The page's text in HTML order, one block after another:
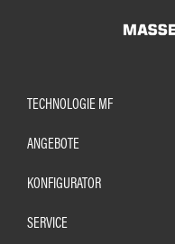
TECHNOLOGIE MF
ANGEBOTE
KONFIGURATOR
SERVICE